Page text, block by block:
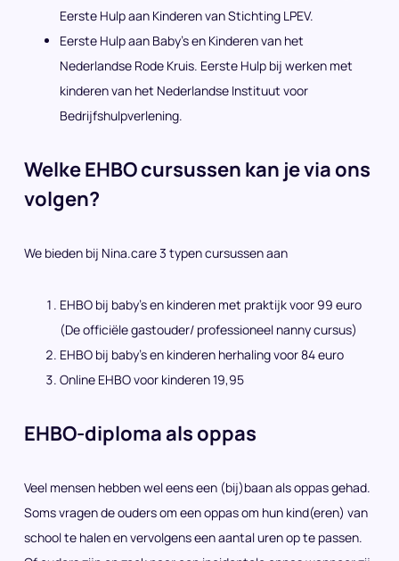
Eerste Hulp aan Kinderen van Stichting LPEV.
Eerste Hulp aan Baby’s en Kinderen van het
Nederlandse Rode Kruis. Eerste Hulp bij werken met
kinderen van het Nederlandse Instituut voor
Bedrijfshulpverlening.
Welke EHBO cursussen kan je via ons
volgen?
We bieden bij Nina.care 3 typen cursussen aan
EHBO bij baby’s en kinderen met praktijk voor 99 euro
(De officiële gastouder/ professioneel nanny cursus)
EHBO bij baby’s en kinderen herhaling voor 84 euro
Online EHBO voor kinderen 19,95
EHBO-diploma als oppas
Veel mensen hebben wel eens een (bij)baan als oppas gehad.
Soms vragen de ouders om een oppas om hun kind(eren) van
school te halen en vervolgens een aantal uren op te passen.